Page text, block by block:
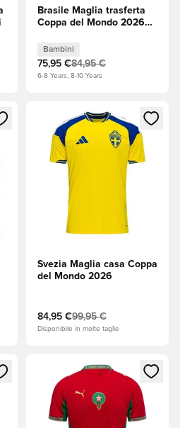
Brasile Maglia trasferta
Coppa del Mondo 2026
Bambini
75,95 €84,95 €
6-8 Years, 8-10 Years
per accedere o registrarsi come
Apre una finestra modale
Svezia Maglia casa Coppa
del Mondo 2026
84,95 €99,95 €
Disponibile in molte taglie
per accedere o registrarsi come
Apre una finestra modale